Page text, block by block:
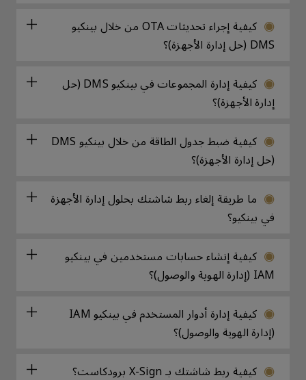
كيفية إجراء تحديثات OTA من خلال بينكيو
DMS (حل إدارة الأجهزة)؟
كيفية إدارة المجموعات في بينكيو DMS (حل
إدارة الأجهزة)؟
كيفية ضبط جدول الطاقة من خلال بينكيو DMS
(حل إدارة الأجهزة)؟
ما طريقة إلغاء ربط شاشتك بحلول إدارة الأجهزة
في بينكيو؟
كيفية إنشاء حسابات مستخدمين في بينكيو
IAM (إدارة الهوية والوصول)؟
كيفية إدارة أدوار المستخدم في بينكيو IAM
(إدارة الهوية والوصول)؟
كيفية ربط شاشتك بـ X-Sign برودكاست؟